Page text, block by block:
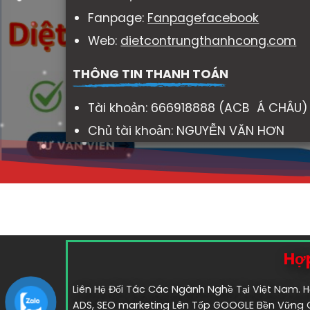
Fanpage: Fanpagefacebook
Web: dietcontrungthanhcong.com
THÔNG TIN THANH TOÁN
Tài khoản: 666918888 (ACB Á CHÂU)
Chủ tài khoản: NGUYỄN VĂN HƠN
Liên Hệ Đối Tác Các Ngành Nghề Tại Việt Nam.
ADS, SEO marketing Lên Tốp GOOGLE Bền Vững